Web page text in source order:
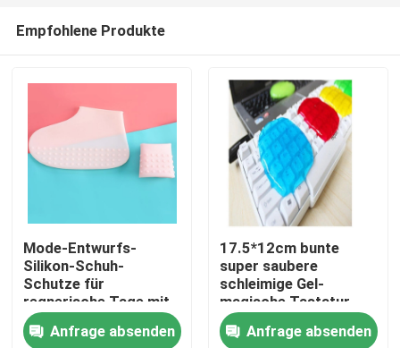
Empfohlene Produkte
Mode-Entwurfs-
Silikon-Schuh-
Schutze für
regnerische Tage mit
3 verschiedenen
GrößenAnfrage absenden
17.5*12cm bunte
super saubere
schleimige Gel-
magische Tastatur-
Reinigungsmittel
Anfrage absenden